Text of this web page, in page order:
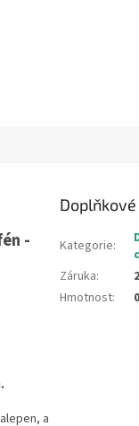
-
a
Kategorie:
Záruka:
Hmotnost: